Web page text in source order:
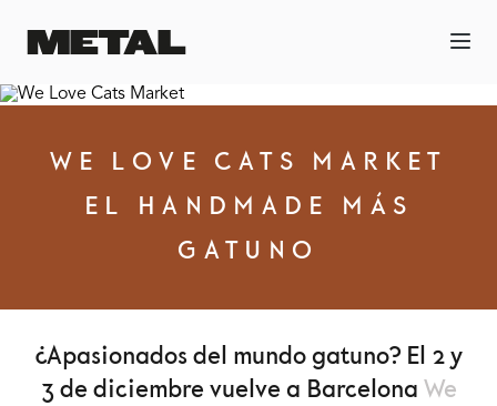
WE LOVE CATS MARKET
EL HANDMADE MÁS
GATUNO
¿Apasionados del mundo gatuno? El 2 y
3 de diciembre vuelve a Barcelona We